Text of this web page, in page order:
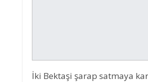
İki Bektaşi şarap satmaya